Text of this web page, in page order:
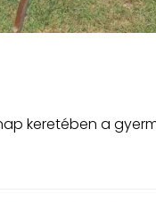
keretében a